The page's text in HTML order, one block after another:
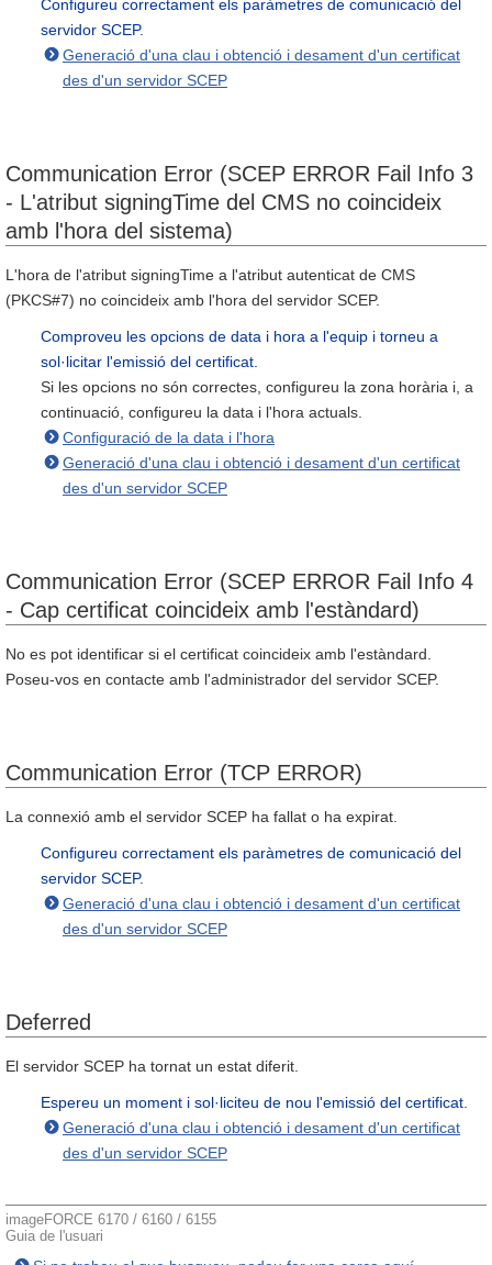
Configureu correctament els paràmetres de comunicació del
servidor SCEP.
Generació d'una clau i obtenció i desament d'un certificat
des d'un servidor SCEP
Communication Error (SCEP ERROR Fail Info 3
- L'atribut signingTime del CMS no coincideix
amb l'hora del sistema)
L'hora de l'atribut signingTime a l'atribut autenticat de CMS
(PKCS#7) no coincideix amb l'hora del servidor SCEP.
Comproveu les opcions de data i hora a l'equip i torneu a
sol·licitar l'emissió del certificat.
Si les opcions no són correctes, configureu la zona horària i, a
continuació, configureu la data i l'hora actuals.
Configuració de la data i l'hora
Generació d'una clau i obtenció i desament d'un certificat
des d'un servidor SCEP
Communication Error (SCEP ERROR Fail Info 4
- Cap certificat coincideix amb l'estàndard)
No es pot identificar si el certificat coincideix amb l'estàndard.
Poseu-vos en contacte amb l'administrador del servidor SCEP.
Communication Error (TCP ERROR)
La connexió amb el servidor SCEP ha fallat o ha expirat.
Configureu correctament els paràmetres de comunicació del
servidor SCEP.
Generació d'una clau i obtenció i desament d'un certificat
des d'un servidor SCEP
Deferred
El servidor SCEP ha tornat un estat diferit.
Espereu un moment i sol·liciteu de nou l'emissió del certificat.
Generació d'una clau i obtenció i desament d'un certificat
des d'un servidor SCEP
imageFORCE 6170 / 6160 / 6155
Guia de l'usuari